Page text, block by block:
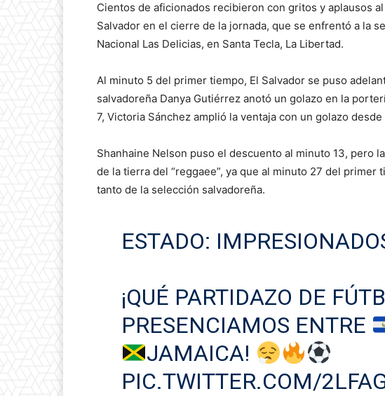
Cientos de aficionados recibieron con gritos y aplausos
Salvador en el cierre de la jornada, que se enfrentó a la
Nacional Las Delicias, en Santa Tecla, La Libertad.
Al minuto 5 del primer tiempo, El Salvador se puso
salvadoreña Danya Gutiérrez anotó un golazo en la
7, Victoria Sánchez amplió la ventaja con un golazo
Shanhaine Nelson puso el descuento al minuto 13, pero
de la tierra del “reggaee”, ya que al minuto 27 del
tanto de la selección salvadoreña.
ESTADO:
¡QUÉ PARTIDAZO DE
PRESENCIAMOS ENTRE
JAMAICA!
PIC.TWITTER.COM/